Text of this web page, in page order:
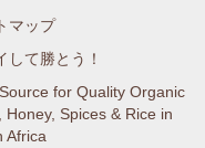
マップ
して勝とう！
for Quality Organic
Honey, Spices & Rice in
Africa